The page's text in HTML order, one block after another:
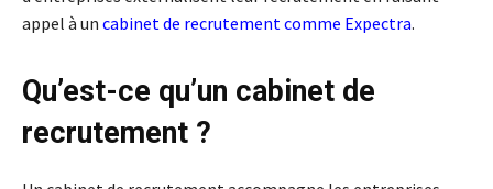
appel à un cabinet de recrutement comme Expectra.
Qu’est-ce qu’un cabinet de
recrutement ?